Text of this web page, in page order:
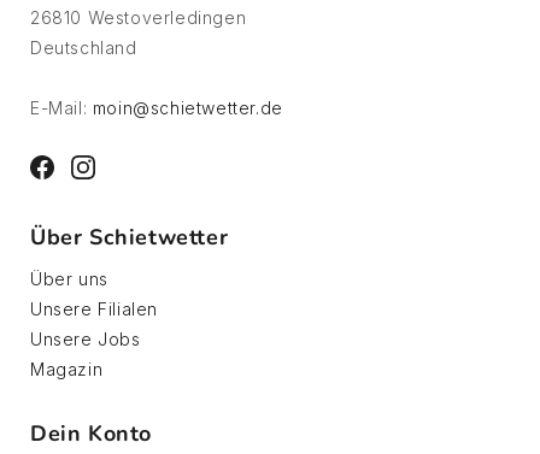
26810 Westoverledingen
Deutschland
E-Mail: moin@schietwetter.de
FacebookInstagram
Über Schietwetter
Über uns
Unsere Filialen
Unsere Jobs
Magazin
Dein Konto